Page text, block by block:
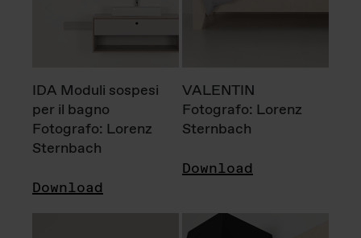
IDA Moduli sospesi
per il bagno
Fotografo: Lorenz
Sternbach
Download
VALENTIN
Fotografo: Lorenz
Sternbach
Download